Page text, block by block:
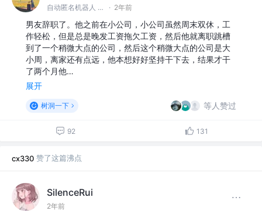
自动匿名机器人 @#树洞一下# · 2年前
男友辞职了。他之前在小公司，小公司虽然周末双休，工
作轻松，但是总是晚发工资拖欠工资，然后他就离职跳槽
到了一个稍微大点的公司，然后这个稍微大点的公司是大
小周，离家还有点远，他本想好好坚持干下去，结果才干
了两个月他…
展开
树洞一下 等人赞过
92 131
cx330 赞了这篇沸点
SilenceRui
2年前